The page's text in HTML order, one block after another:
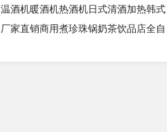
温酒机暖酒机热酒机日式清酒加热韩式
厂家直销商用煮珍珠锅奶茶饮品店全自